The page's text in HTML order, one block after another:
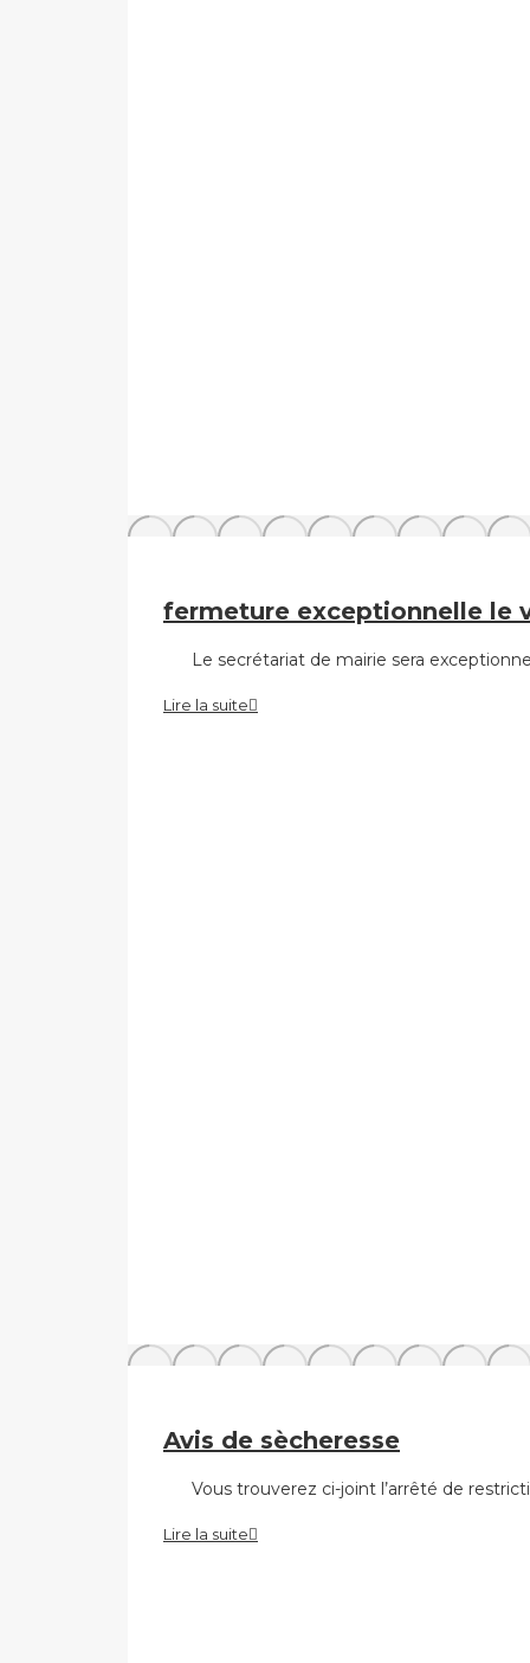
fermeture exceptionnelle le
Le secrétariat de mairie sera
Lire la suite
Avis de sècheresse
Vous trouverez ci-joint l’arrêté de
Lire la suite